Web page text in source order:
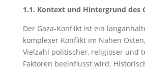
1.1. Kontext und Hintergrund des
Der Gaza-Konflikt ist ein
komplexer Konflikt im Nahen
Vielzahl politischer, religiöser und
Faktoren beeinflusst wird.